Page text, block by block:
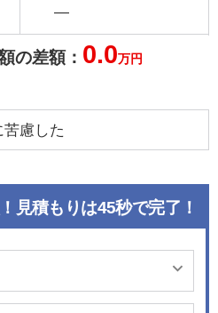
―
の差額： 0.0万円
慮した
見積もりは45秒で完了！